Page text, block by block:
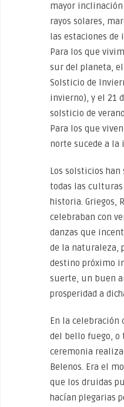
mayor inclinación
rayos solares,
las estaciones de
Para los que
sur del planeta,
Solsticio de
invierno), y el 21
solsticio de
Para los que
norte sucede a la
Los solsticios han
todas las
historia. Griegos,
celebraban con
danzas que
de la naturaleza,
destino próximo
suerte, un buen
prosperidad a
En la celebración
del bello fuego, o
ceremonia
Belenos. Era el
que los druidas
hacían plegarias